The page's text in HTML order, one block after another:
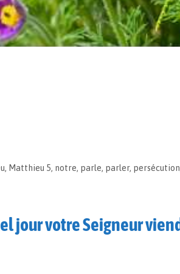
, Matthieu 5, notre, parle, parler, persécution
jour votre Seigneur